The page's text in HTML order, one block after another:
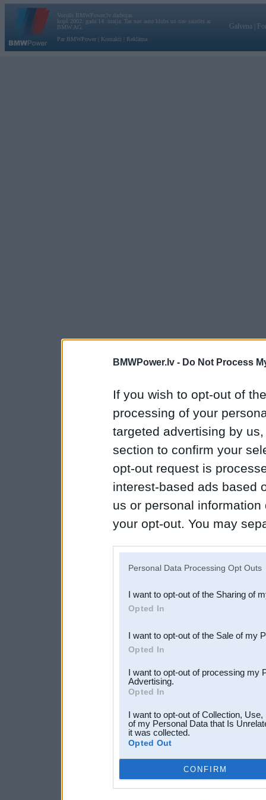
BMWPower.lv - Do Not Process
If you wish to opt-out of
processing of your
targeted advertising by
section to confirm your
opt-out request is
interest-based ads based
us or personal
your opt-out. You may
Downstream Participants
third parties.
Personal Data Processing Opt Outs
I want to opt-out of the Sharing of
Opted In
I want to opt-out of the Sale of my
Opted In
I want to opt-out of processing my
Advertising.
Opted In
I want to opt-out of Collection,
of my Personal Data that Is
it was collected.
Opted Out
CONFIRM
Vortāls BMWPower.lv darbojas
kopš 2002. gada 14. maija. Tas nav auto klubs un nav saistīts ar
BMW AG.
Par BMWPower
Kontakti Reklāma
Galvena